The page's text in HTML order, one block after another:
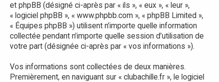
et phpBB (désigné ci-après par « ils », « eux », « leur »,
« logiciel phpBB », « www.phpbb.com », « phpBB Limited »,
« Équipes phpBB ») utilisent n’importe quelle information
collectée pendant n’importe quelle session d’utilisation de
votre part (désignée ci-après par « vos informations »).
Vos informations sont collectées de deux manières.
Premièrement, en naviguant sur « clubachille.fr », le logiciel